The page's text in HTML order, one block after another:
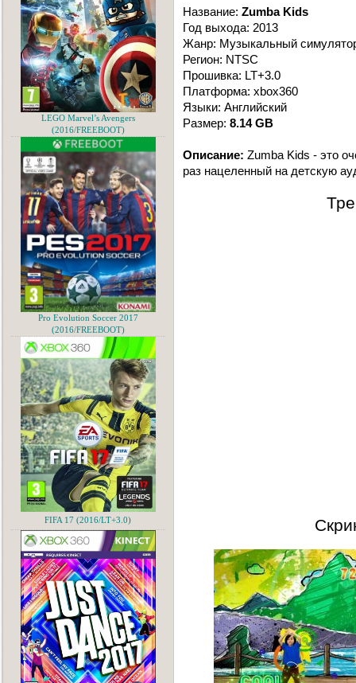
Название: Zumba Kids
Год выхода: 2013
Жанр: Музыкальный
Регион: NTSC
Прошивка: LT+3.0
Платформа: xbox360
Языки: Английский
Размер: 8.14 GB
Описание: Zumba Kids - это
раз нацеленный на детскую
LEGO Marvel’s Avengers
(2016/FREEBOOT)
Pro Evolution Soccer 2017
(2016/FREEBOOT)
FIFA 17 (2016/LT+3.0)